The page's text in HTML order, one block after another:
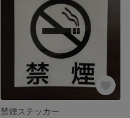
禁煙ステッカー